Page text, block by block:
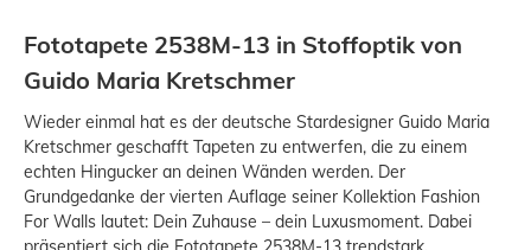
Fototapete 2538M-13 in Stoffoptik von
Guido Maria Kretschmer
Wieder einmal hat es der deutsche Stardesigner Guido Maria
Kretschmer geschafft Tapeten zu entwerfen, die zu einem
echten Hingucker an deinen Wänden werden. Der
Grundgedanke der vierten Auflage seiner Kollektion Fashion
For Walls lautet: Dein Zuhause – dein Luxusmoment. Dabei